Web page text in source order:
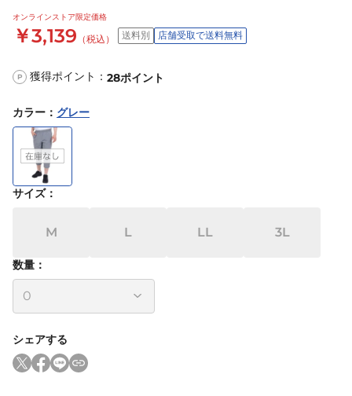
オンラインストア限定価格
￥3,139 （税込） 送料別 店舗受取で送料無料
P 獲得ポイント： 28ポイント
カラー ： グレー
サイズ：
M L LL 3L
数量：
シェアする